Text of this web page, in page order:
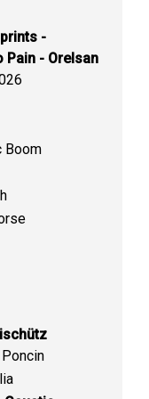
-
Pain - Orelsan
Boom